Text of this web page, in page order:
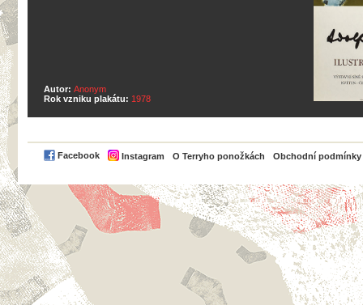
Autor: Anonym
Rok vzniku plakátu: 1978
Facebook Instagram O Terryho ponožkách Obchodní podmínky
PayPal